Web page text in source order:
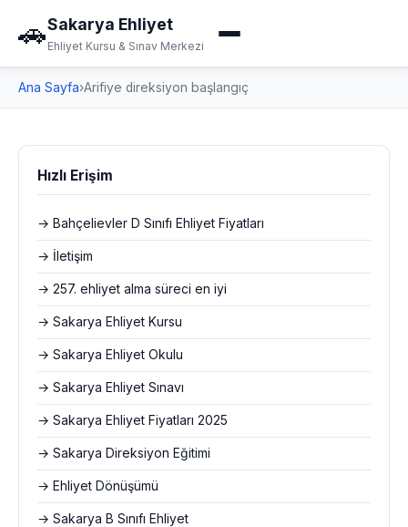
🚗Sakarya Ehliyet
Ehliyet Kursu & Sınav Merkezi
Ana Sayfa›Arifiye direksiyon başlangıç
Hızlı Erişim
→ Bahçelievler D Sınıfı Ehliyet Fiyatları
→ İletişim
→ 257. ehliyet alma süreci en iyi
→ Sakarya Ehliyet Kursu
→ Sakarya Ehliyet Okulu
→ Sakarya Ehliyet Sınavı
→ Sakarya Ehliyet Fiyatları 2025
→ Sakarya Direksiyon Eğitimi
→ Ehliyet Dönüşümü
→ Sakarya B Sınıfı Ehliyet